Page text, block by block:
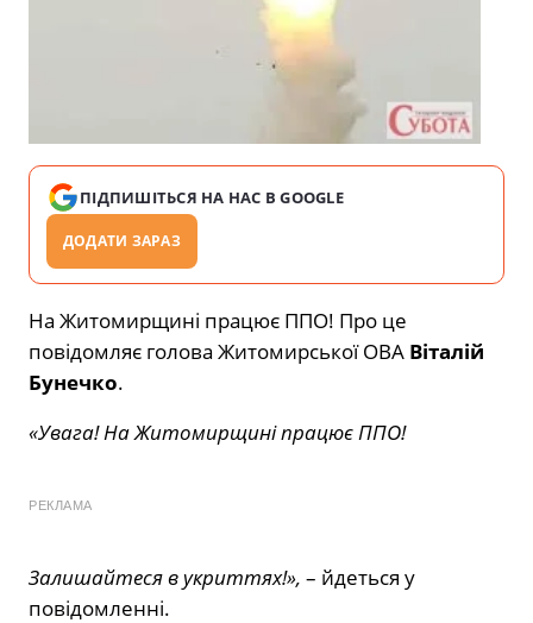
ПІДПИШІТЬСЯ НА НАС В GOOGLE
ДОДАТИ ЗАРАЗ
На Житомирщині працює ППО! Про це
повідомляє голова Житомирської ОВА Віталій
Бунечко.
«Увага! На Житомирщині працює ППО!
РЕКЛАМА
Залишайтеся в укриттях!», – йдеться у
повідомленні.